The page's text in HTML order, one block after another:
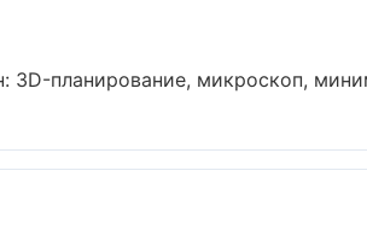
3D-планирование, микроскоп,